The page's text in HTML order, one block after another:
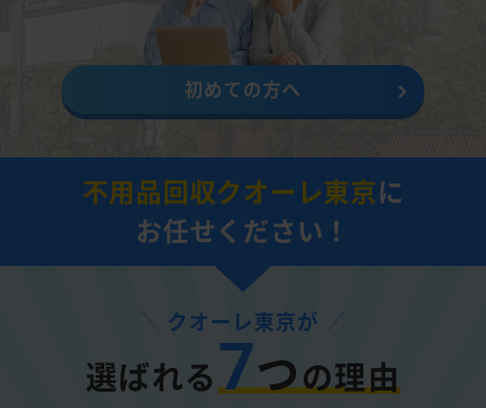
初めての方へ
不用品回収クオーレ東京に
お任せください！
クオーレ東京が
選ばれる7つの理由